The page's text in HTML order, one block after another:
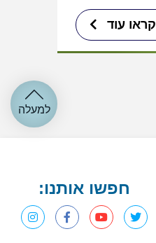
קראו עוד
חפשו אותנו:
למעלה